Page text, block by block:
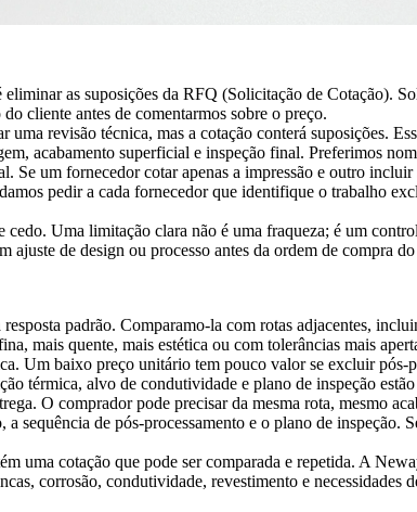
as suposições da RFQ (Solicitação de Cotação).
cliente antes de comentarmos sobre o preço.
revisão técnica, mas a cotação conterá suposições.
acabamento superficial e inspeção final. Preferimos
Se um fornecedor cotar apenas a impressão e outro incluir
pedir a cada fornecedor que identifique o trabalho
Uma limitação clara não é uma fraqueza; é um
de design ou processo antes da ordem de compra
padrão. Comparamo-la com rotas adjacentes,
mais quente, mais estética ou com tolerâncias mais
Um baixo preço unitário tem pouco valor se excluir
térmica, alvo de condutividade e plano de inspeção
O comprador pode precisar da mesma rota, mesmo
sequência de pós-processamento e o plano de
uma cotação que pode ser comparada e repetida. A
corrosão, condutividade, revestimento e